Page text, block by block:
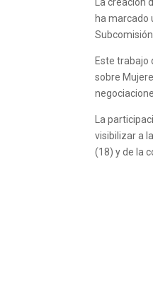
La creación
ha marcado
Este trabajo
sobre
La
visibilizar a
(18) y de la